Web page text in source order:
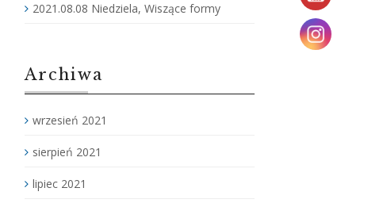
2021.08.08 Niedziela, Wiszące formy
Archiwa
wrzesień 2021
sierpień 2021
lipiec 2021